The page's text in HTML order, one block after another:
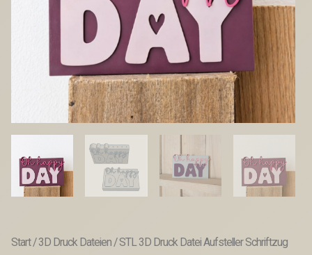
Start/3D Druck Dateien/ STL 3D Druck Datei Aufsteller Schriftzug